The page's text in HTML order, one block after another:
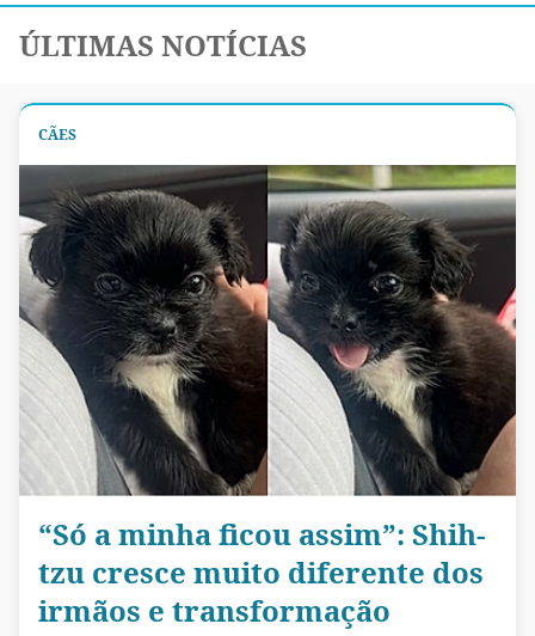
ÚLTIMAS NOTÍCIAS
CÃES
“Só a minha ficou assim”: Shih-
tzu cresce muito diferente dos
irmãos e transformação